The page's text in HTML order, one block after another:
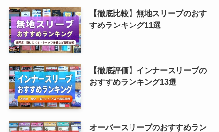
【徹底比較】無地スリーブのおす
すめランキング11選
【徹底評価】インナースリーブの
おすすめランキング13選
オーバースリーブのおすすめラン